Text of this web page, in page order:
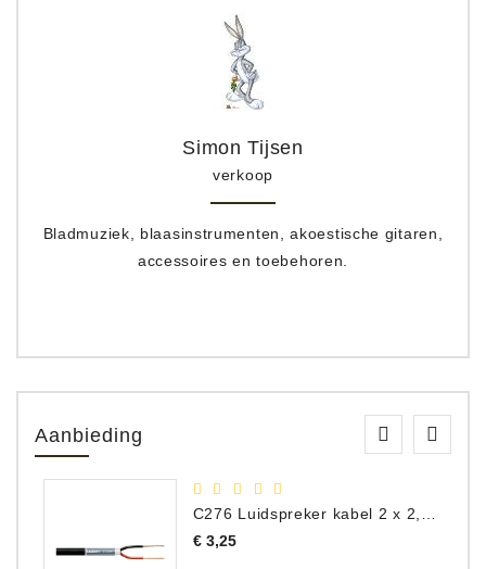
Simon Tijsen
verkoop
Bladmuziek, blaasinstrumenten, akoestische gitaren,
accessoires en toebehoren.
Aanbieding
C276 Luidspreker kabel 2 x 2,50 mm² (per meter)
€ 3,25Prijs